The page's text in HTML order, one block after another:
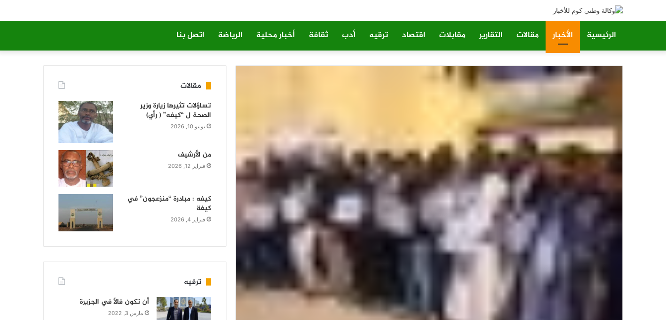
الرئيسية الأخبار مقالات التقارير مقابلات اقتصاد ترقيه أدب ثقافة أخبار محلية الرياضة اتصل بنا
مقالات
تساؤلات تثيرها زيارة وزير
الصحة ل “كيفه” ( رأي)
يونيو 10, 2026
من الأرشيف
فبراير 12, 2026
كيفه : مبادرة “منزعجون” في
كيفة
فبراير 4, 2026
ترفيه
أن تكون فالاً في الجزيرة
مارس 3, 2022